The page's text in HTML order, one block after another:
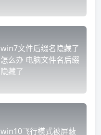
win7文件后缀名隐藏了
怎么办 电脑文件名后缀
隐藏了
win10飞行模式被屏蔽